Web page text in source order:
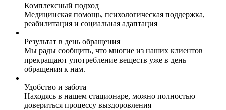
Комплексный подход
Медицинская помощь, психологическая поддержка,
реабилитация и социальная адаптация
Результат в день обращения
Мы рады сообщить, что многие из наших клиентов
прекращают употребление веществ уже в день
обращения к нам.
Удобство и забота
Находясь в нашем стационаре, можно полностью
довериться процессу выздоровления